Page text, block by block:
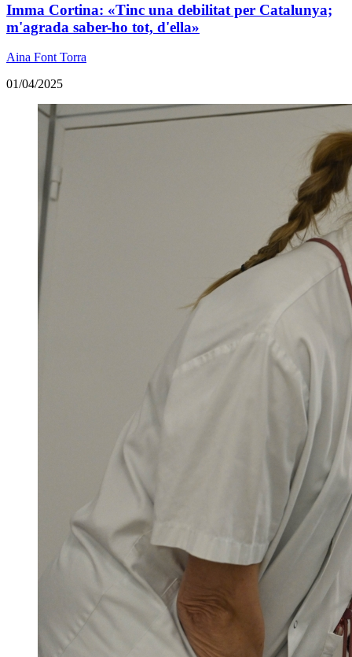
Imma Cortina: «Tinc una debilitat per Catalunya;
m'agrada saber-ho tot, d'ella»
Aina Font Torra
01/04/2025